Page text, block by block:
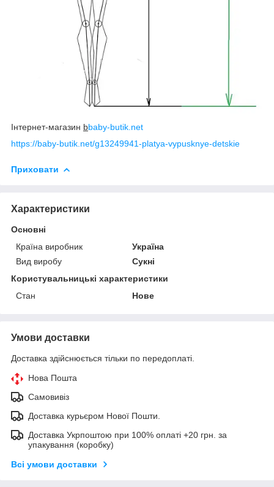
Інтернет-магазин bbaby-butik.net
https://baby-butik.net/g13249941-platya-vypusknye-detskie
Приховати
Характеристики
Основні
Країна виробник
Україна
Вид виробу
Сукні
Користувальницькі характеристики
Стан
Нове
Умови доставки
Доставка здійснюється тільки по передоплаті.
Нова Пошта
Самовивіз
Доставка курьєром Нової Пошти.
Доставка Укрпоштою при 100% оплаті +20 грн. за
упакування (коробку)
Всі умови доставки